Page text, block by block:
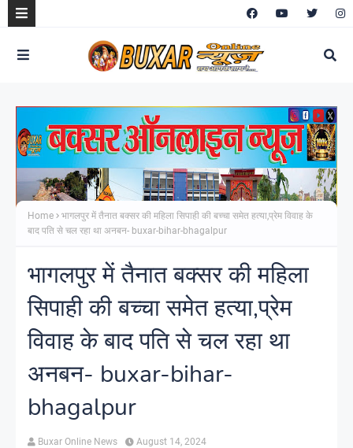
Home
भागलपुर में तैनात बक्सर की महिला सिपाही की बच्चा समेत हत्या,प्रेम विवाह के
बाद पति से चल रहा था अनबन- buxar-bihar-bhagalpur
भागलपुर में तैनात बक्सर की महिला
सिपाही की बच्चा समेत हत्या,प्रेम
विवाह के बाद पति से चल रहा था
अनबन- buxar-bihar-
bhagalpur
Buxar Online News August 14, 2024